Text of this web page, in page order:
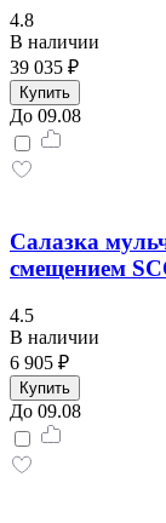
4.8
В наличии
39 035 ₽
Купить
До 09.08
Салазка
смещением
4.5
В наличии
6 905 ₽
Купить
До 09.08